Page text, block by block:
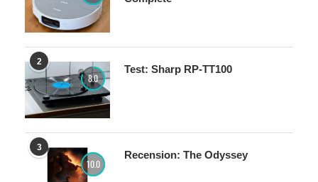
2
8.0
Test: Sharp RP-TT100
3
10.0
Recension: The Odyssey